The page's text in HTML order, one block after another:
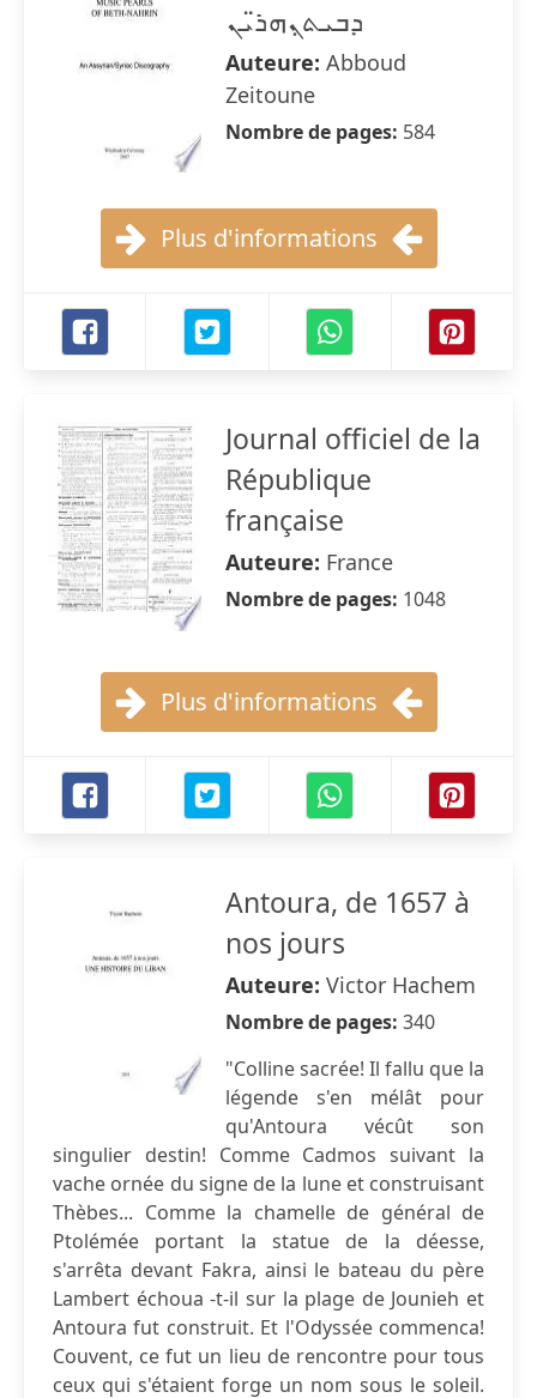
ܕܒܝܬ̣ܢܗܪ̈ܝܢ
Auteure: Abboud
Zeitoune
Nombre de pages: 584
Plus d'informations
Journal officiel de la
République
française
Auteure: France
Nombre de pages: 1048
Plus d'informations
Antoura, de 1657 à
nos jours
Auteure: Victor Hachem
Nombre de pages: 340
"Colline sacrée! Il fallu que la
légende s'en mélât pour
qu'Antoura vécût son
singulier destin! Comme Cadmos suivant la
vache ornée du signe de la lune et construisant
Thèbes... Comme la chamelle de général de
Ptolémée portant la statue de la déesse,
s'arrêta devant Fakra, ainsi le bateau du père
Lambert échoua -t-il sur la plage de Jounieh et
Antoura fut construit. Et l'Odyssée commenca!
Couvent, ce fut un lieu de rencontre pour tous
ceux qui s'étaient forge un nom sous le soleil.